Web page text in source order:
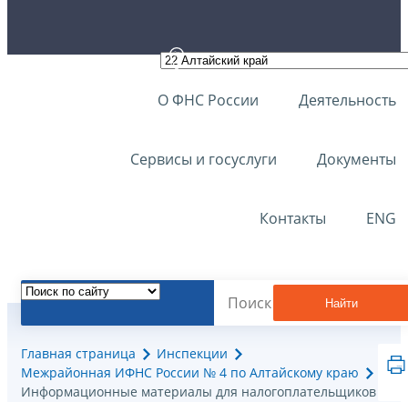
О ФНС России Деятельность
Сервисы и госуслуги Документы
Контакты ENG
Найти
Главная страница
Инспекции
Межрайонная ИФНС России № 4 по Алтайскому краю
Информационные материалы для налогоплательщиков